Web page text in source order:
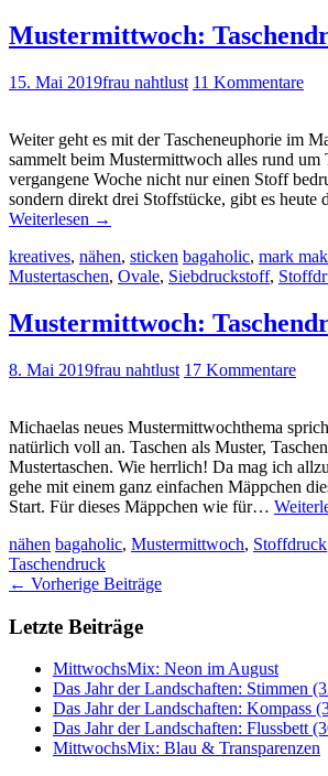
Mustermittwoch:
15. Mai 2019frau nahtlust 11 Kommentare
Weiter geht es mit der Tascheneuphorie im
sammelt beim Mustermittwoch alles rund um
vergangene Woche nicht nur einen Stoff
sondern direkt drei Stoffstücke, gibt es
Weiterlesen →
kreatives, nähen, sticken bagaholic, mark
Mustertaschen, Ovale, Siebdruckstoff,
Mustermittwoch:
8. Mai 2019frau nahtlust 17 Kommentare
Michaelas neues Mustermittwochthema
natürlich voll an. Taschen als Muster,
Mustertaschen. Wie herrlich! Da mag ich
gehe mit einem ganz einfachen Mäppchen
Start. Für dieses Mäppchen wie für…
nähen bagaholic, Mustermittwoch, Stoffdruck
Taschendruck
Artikel-
← Vorherige Beiträge
Letzte Beiträge
MittwochsMix: Neon im August
Das Jahr der Landschaften: Stimmen
Das Jahr der Landschaften: Kompass
Das Jahr der Landschaften: Flussbett
MittwochsMix: Blau & Transparenzen